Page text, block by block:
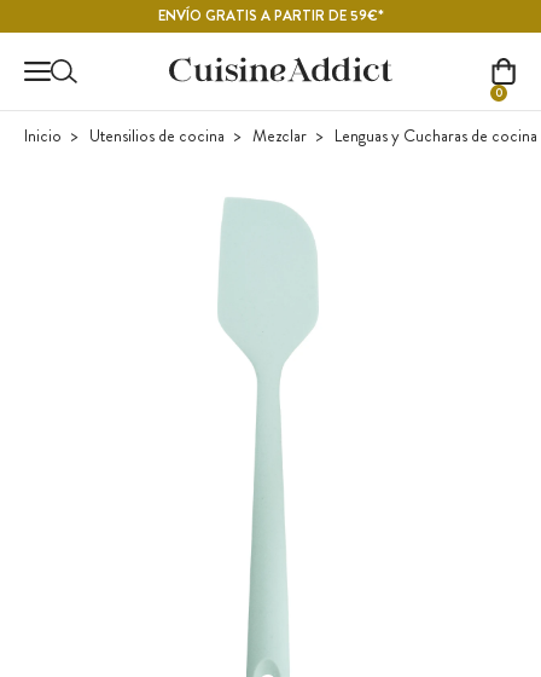
ENVÍO GRATIS A PARTIR DE 59€*
0
Inicio Utensilios de cocina Mezclar Lenguas y Cucharas de cocina